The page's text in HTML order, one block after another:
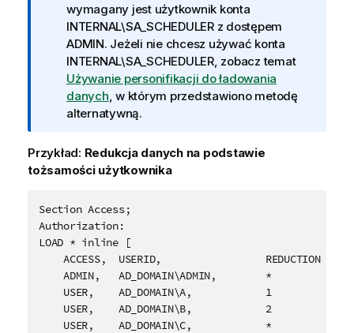
o
r
m
a
c
j
a
wymagany jest użytkownik konta
INTERNAL\SA_SCHEDULERz dostępem
ADMIN. Jeżeli nie chcesz używać konta
INTERNAL\SA_SCHEDULER, zobacz temat
Używanie personifikacji do ładowania
danych , w którym przedstawiono metodę
alternatywną.
Przykład: Redukcja danych na podstawie
tożsamości użytkownika
Authorization:
LOAD * inline [
    ACCESS,  USERID,                 REDUCTION
    ADMIN,   AD_DOMAIN\ADMIN,        *
    USER,    AD_DOMAIN\A,            1
    USER,    AD_DOMAIN\B,            2
    USER,    AD_DOMAIN\C,            *